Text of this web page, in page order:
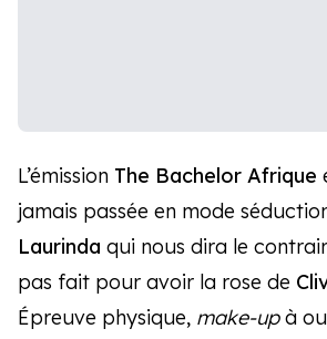
L’émission The Bachelor Afrique
jamais passée en mode
Laurinda qui nous dira le
pas fait pour avoir la rose de
Épreuve physique, make-upà